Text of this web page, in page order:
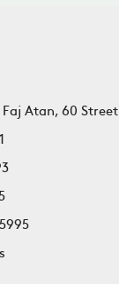
Atan, 60 Street